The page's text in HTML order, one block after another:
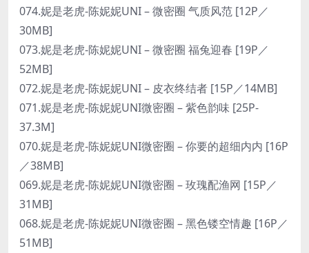
074.妮是老虎-陈妮妮UNI – 微密圈 气质风范 [12P／
30MB]
073.妮是老虎-陈妮妮UNI – 微密圈 福兔迎春 [19P／
52MB]
072.妮是老虎-陈妮妮UNI – 皮衣终结者 [15P／14MB]
071.妮是老虎-陈妮妮UNI微密圈 – 紫色韵味 [25P-
37.3M]
070.妮是老虎-陈妮妮UNI微密圈 – 你要的超细内内 [16P
／38MB]
069.妮是老虎-陈妮妮UNI微密圈 – 玫瑰配渔网 [15P／
31MB]
068.妮是老虎-陈妮妮UNI微密圈 – 黑色镂空情趣 [16P／
51MB]